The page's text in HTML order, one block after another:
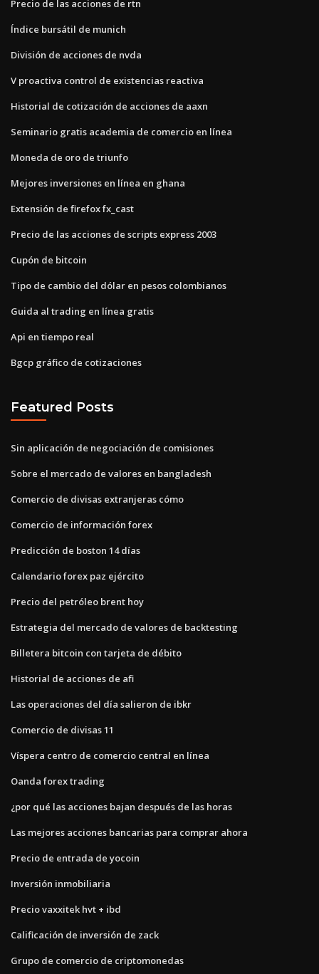
Precio de las acciones de rtn
Índice bursátil de munich
División de acciones de nvda
V proactiva control de existencias reactiva
Historial de cotización de acciones de aaxn
Seminario gratis academia de comercio en línea
Moneda de oro de triunfo
Mejores inversiones en línea en ghana
Extensión de firefox fx_cast
Precio de las acciones de scripts express 2003
Cupón de bitcoin
Tipo de cambio del dólar en pesos colombianos
Guida al trading en línea gratis
Api en tiempo real
Bgcp gráfico de cotizaciones
Featured Posts
Sin aplicación de negociación de comisiones
Sobre el mercado de valores en bangladesh
Comercio de divisas extranjeras cómo
Comercio de información forex
Predicción de boston 14 días
Calendario forex paz ejército
Precio del petróleo brent hoy
Estrategia del mercado de valores de backtesting
Billetera bitcoin con tarjeta de débito
Historial de acciones de afi
Las operaciones del día salieron de ibkr
Comercio de divisas 11
Víspera centro de comercio central en línea
Oanda forex trading
¿por qué las acciones bajan después de las horas
Las mejores acciones bancarias para comprar ahora
Precio de entrada de yocoin
Inversión inmobiliaria
Precio vaxxitek hvt + ibd
Calificación de inversión de zack
Grupo de comercio de criptomonedas